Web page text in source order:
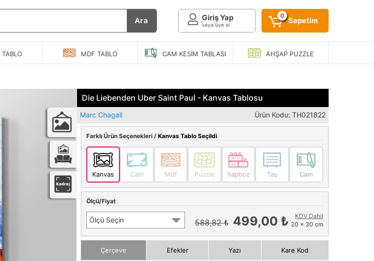
Ara Giriş Yap
veya üye ol
0
Sepetim
TABLO MDF TABLO CAM KESIM TABLASI AHŞAPPUZZLE
Die Liebenden Uber Saint Paul - Kanvas Tablosu
Marc Chagall Ürün Kodu: TH021822
Farklı Ürün Seçenekleri / Kanvas Tablo Seçildi
Kanvas Cam Mdf Puzzle Yapboz Taş Cam
Ölçü/Fiyat
Ölçü Seçin 588,82 ₺ 499,00 ₺
KDV Dahil
20 x 30 cm
Çerçeve Efekler Yazı Kare Kod